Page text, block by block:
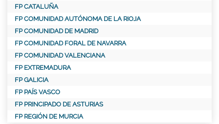
FP CATALUÑA
FP COMUNIDAD AUTÓNOMA DE LA RIOJA
FP COMUNIDAD DE MADRID
FP COMUNIDAD FORAL DE NAVARRA
FP COMUNIDAD VALENCIANA
FP EXTREMADURA
FP GALICIA
FP PAÍS VASCO
FP PRINCIPADO DE ASTURIAS
FP REGIÓN DE MURCIA